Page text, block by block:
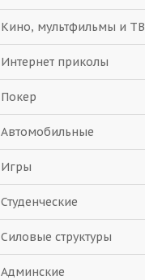
Кино, мультфильмы и ТВ
Интернет приколы
Покер
Автомобильные
Игры
Студенческие
Силовые структуры
Админские